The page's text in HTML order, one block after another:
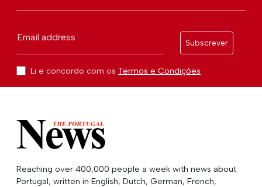
Email address
Subscrever
Li e concordo com os Termos e Condições
Reaching over 400,000 people a week with news about
Portugal, written in English, Dutch, German, French,